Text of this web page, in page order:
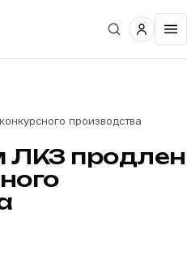
производства
ЛКЗ продлен